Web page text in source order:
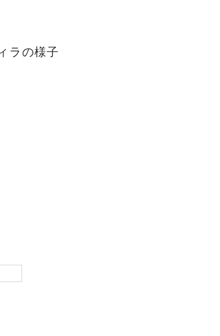
ラの様子